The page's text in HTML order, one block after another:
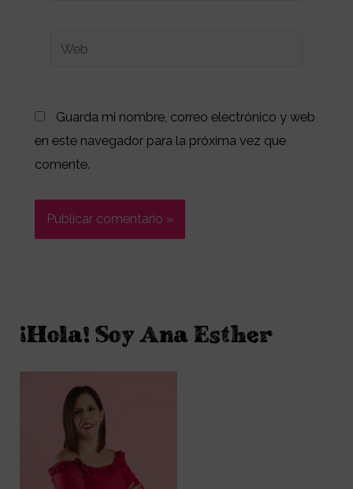
Web
Guarda mi nombre, correo electrónico y web
en este navegador para la próxima vez que
comente.
¡Hola! Soy Ana Esther